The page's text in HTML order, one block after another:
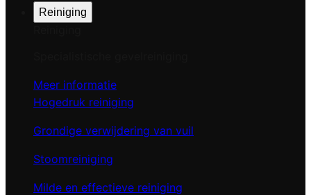
Reiniging
Meer informatie
Hogedruk reiniging
Grondige verwijdering van vuil
Stoomreiniging
Milde en effectieve reiniging